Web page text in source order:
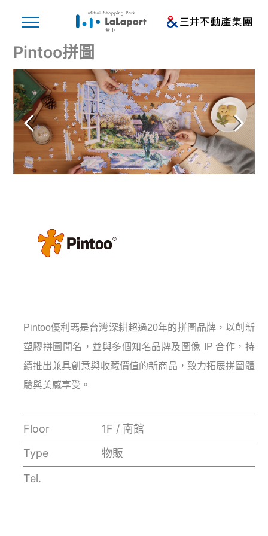
Pintoo拼圖
Pintoo優利瑪是台灣深耕超過20年的拼圖品牌，以創新
塑膠拼圖聞名，並與多個知名品牌及圖像 IP 合作，持
續推出兼具創意與收藏價值的新商品，致力拓展拼圖體
驗與美感享受。
Floor
1F / 南館
Type
物販
Tel.